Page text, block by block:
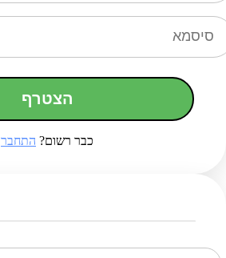
הצטרף
כבר רשום? התחבר